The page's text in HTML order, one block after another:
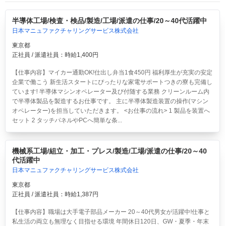
半導体工場/検査・検品/製造/工場/派遣の仕事/20～40代活躍中
日本マニュファクチャリングサービス株式会社
東京都
正社員 / 派遣社員：時給1,400円
【仕事内容】マイカー通勤OK!仕出し弁当1食450円 福利厚生が充実の安定
企業で働こう 新生活スタートにぴったりな家電サポートつきの寮も完備し
ています! 半導体マシンオペレーター及び付随する業務 クリーンルーム内
で半導体製品を製造するお仕事です。 主に半導体製造装置の操作(マシン
オペレーター)を担当していただきます。 <お仕事の流れ> 1 製品を装置へ
セット 2 タッチパネルやPCへ簡単な条...
機械系工場/組立・加工・プレス/製造/工場/派遣の仕事/20～40
代活躍中
日本マニュファクチャリングサービス株式会社
東京都
正社員 / 派遣社員：時給1,387円
【仕事内容】職場は大手電子部品メーカー 20～40代男女が活躍中!仕事と
私生活の両立も無理なく目指せる環境 年間休日120日、GW・夏季・年末